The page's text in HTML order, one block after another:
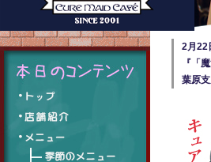
2月22
『「
葉原